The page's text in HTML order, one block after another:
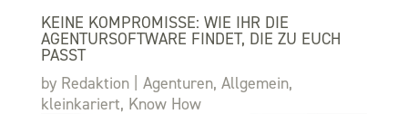
KEINE KOMPROMISSE: WIE IHR DIE
AGENTURSOFTWARE FINDET, DIE ZU EUCH
PASST
by Redaktion| Agenturen, Allgemein,
kleinkariert, Know How